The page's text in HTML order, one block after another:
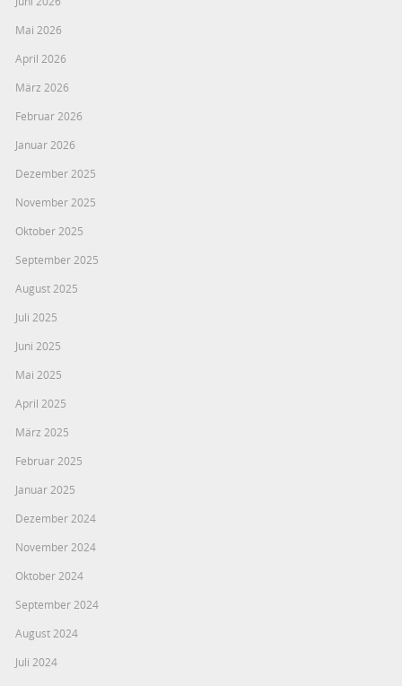
Mai 2026
April 2026
März 2026
Februar 2026
Januar 2026
Dezember 2025
November 2025
Oktober 2025
September 2025
August 2025
Juli 2025
Juni 2025
Mai 2025
April 2025
März 2025
Februar 2025
Januar 2025
Dezember 2024
November 2024
Oktober 2024
September 2024
August 2024
Juli 2024